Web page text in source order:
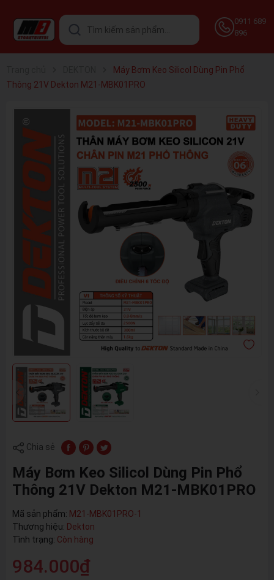
0911 689
896
Máy Bơm Keo Silicol Dùng Pin Phổ
Thông 21V Dekton M21-MBK01PRO
Chia sẻ
Máy Bơm Keo Silicol Dùng Pin Phổ
Thông 21V Dekton M21-MBK01PRO
Mã sản phẩm: M21-MBK01PRO-1
Thương hiệu: Dekton
Tình trạng: Còn hàng
984.000₫